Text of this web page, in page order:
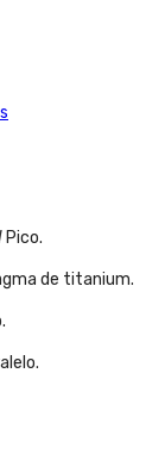
Pico.
de titanium.